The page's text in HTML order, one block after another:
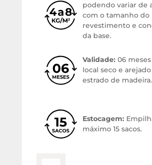
podendo variar de
com o tamanho do
revestimento e
da base.
Validade: 06
local seco e
estrado de madeira.
Estocagem:
máximo 15 sacos.